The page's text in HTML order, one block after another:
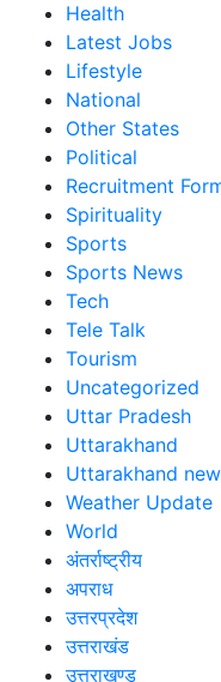
Health
Latest Jobs
Lifestyle
National
Other States
Political
Recruitment
Spirituality
Sports
Sports News
Tech
Tele Talk
Tourism
Uncategorized
Uttar Pradesh
Uttarakhand
Uttarakhand
Weather Update
World
अंतर्राष्ट्रीय
अपराध
उत्तरप्रदेश
उत्तराखंड
उत्तराखण्ड